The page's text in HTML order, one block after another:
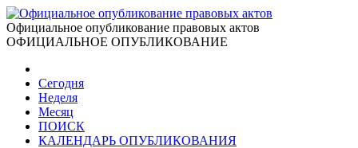
Официальное опубликование правовых актов
ОФИЦИАЛЬНОЕ ОПУБЛИКОВАНИЕ
Сегодня
Неделя
Месяц
ПОИСК
КАЛЕНДАРЬ ОПУБЛИКОВАНИЯ